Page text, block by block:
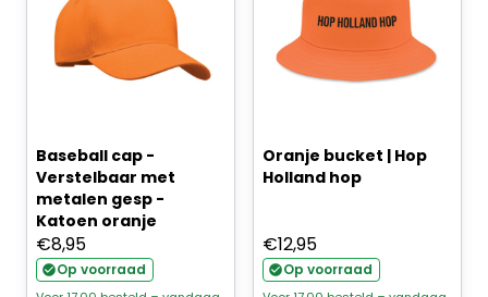
Baseball cap -
Verstelbaar met
metalen gesp -
Katoen oranje
€8,95
Op voorraad
Oranje bucket | Hop
Holland hop
€12,95
Op voorraad